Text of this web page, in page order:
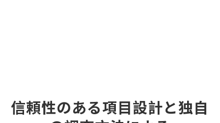
信頼性のある項目設計と独自